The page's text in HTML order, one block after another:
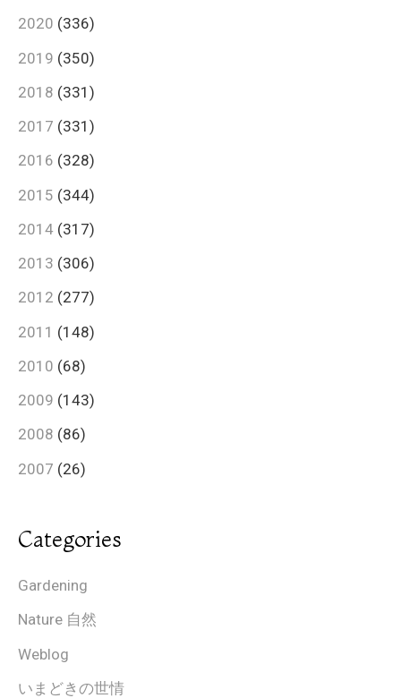
2020 (336)
2019 (350)
2018 (331)
2017 (331)
2016 (328)
2015 (344)
2014 (317)
2013 (306)
2012 (277)
2011 (148)
2010 (68)
2009 (143)
2008 (86)
2007 (26)
Categories
Gardening
Nature 自然
Weblog
いまどきの世情